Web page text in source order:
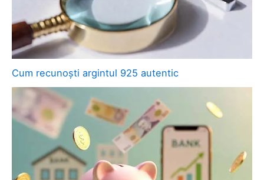
Cum recunoști argintul 925 autentic